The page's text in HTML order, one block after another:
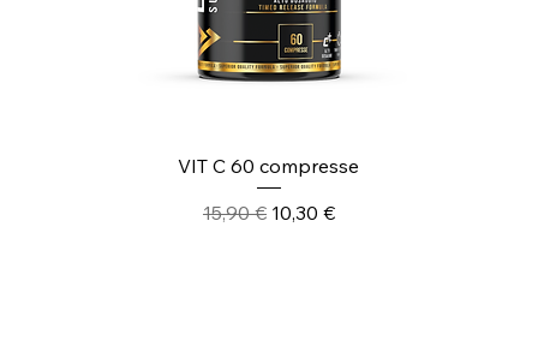
VIT C 60 compresse
Prezzo regolare
15,90 € Prezzo scontato
10,30 €